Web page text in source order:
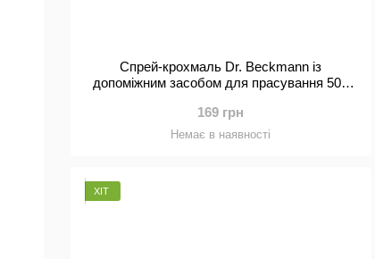
Спрей-крохмаль Dr. Beckmann із
допоміжним засобом для прасування 500
169 грн
Немає в наявності
ХІТ